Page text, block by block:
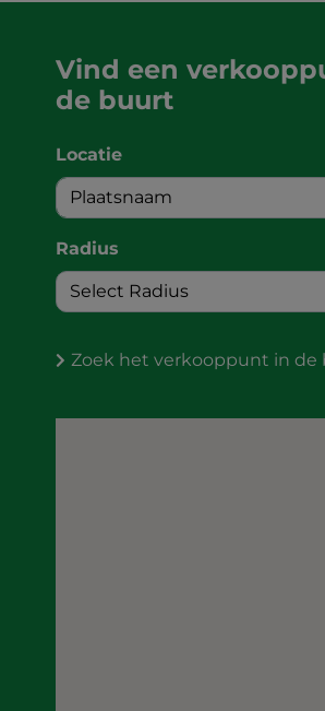
Vind een
de buurt
Locatie
Radius
Zoek het verkooppunt in de